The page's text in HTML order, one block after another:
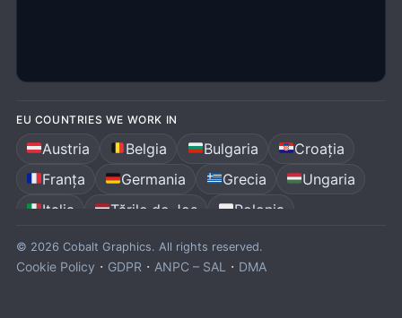
EU COUNTRIES WE WORK IN
Austria Belgia Bulgaria
Croația
Franța
Germania Grecia
Ungaria
Italia
Țările de Jos
Polonia
Portugalia
România Spania
© 2026 Cobalt Graphics. All rights reserved.
Cookie Policy · GDPR · ANPC – SAL · DMA